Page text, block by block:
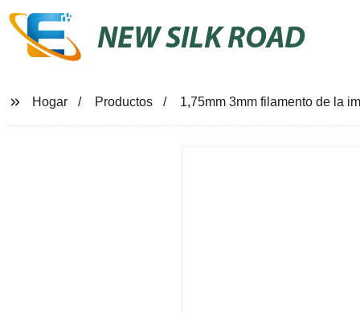
NEW SILK ROAD
Hogar Productos 1,75mm 3mm filamento de la